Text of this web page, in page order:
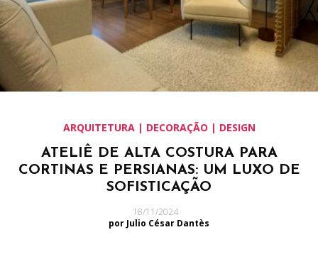
ARQUITETURA | DECORAÇÃO | DESIGN
ATELIÊ DE ALTA COSTURA PARA
CORTINAS E PERSIANAS: UM LUXO DE
SOFISTICAÇÃO
18/11/2024
por Julio César Dantès